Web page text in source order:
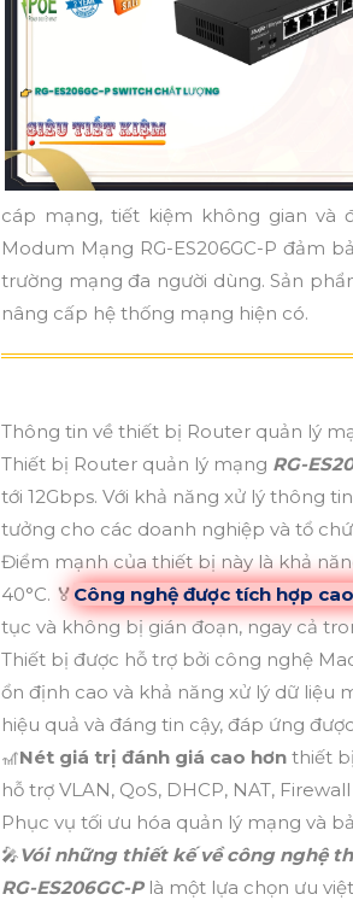
cáp mạng, tiết kiệm không gian và
Modum Mạng RG-ES206GC-P đảm
trường mạng đa người dùng. Sản
nâng cấp hệ thống mạng hiện có.
Thông tin về thiết bị Router quản lý
Thiết bị Router quản lý mạng RG-
tới 12Gbps. Với khả năng xử lý thông
tưởng cho các doanh nghiệp và tổ
Điểm mạnh của thiết bị này là khả
40°C. ️🏅 Công nghệ được tích hợp
tục và không bị gián đoạn, ngay cả
Thiết bị được hỗ trợ bởi công nghệ
ổn định cao và khả năng xử lý dữ liệu
hiệu quả và đáng tin cậy, đáp ứng
🎢Nét giá trị đánh giá cao hơn thiết
hỗ trợ VLAN, QoS, DHCP, NAT,
Phục vụ tối ưu hóa quản lý mạng và
🎤Vói những thiết kế về công nghệ
RG-ES206GC-Plà một lựa chọn ưu